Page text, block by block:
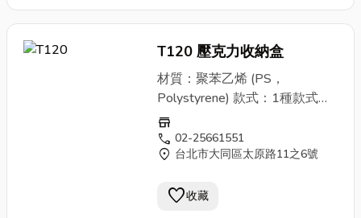
見諒。 ②商品會因原物料、廠
商製造品質管控等影響，外觀與
尺寸偶有差異但以現場商品為
主。建議訂購前致電洽詢，或至
門市確認後再購買。 ③因庫存
管控、商品流通頻繁，欲大量購
買建議您先來電洽詢避免向隅。
④商品售價均含稅且本公司依法
開立統一發票，故退換貨請攜帶
當次交易之發票以便於作業。
脆，無色透明。易被強酸、強
抗油脂，受到紫外光照射後易變
色。 其商品薄且脆弱，使用上
請避免摔撞。 ②塑膠商品，請
裂並更換。一經售出後，恕不接
受退換貨。 ③本商品非定型成
①影像會因拍攝設備影響，跟商
品實體外觀與色澤有差異，敬請
T120 壓克力收納盒
材質：聚苯乙烯 (PS，
Polystyrene) 款式：1種款式、
1種顏色(粉色) 規格與售價： ▶
３格 尺寸：外徑寬24x高8x
側8 cm 每格寬7.4x高
個280元 商品說明： ①聚苯乙
store
call 02-25661551
location_on 台北市大同區太原路11之6號
favorite收藏